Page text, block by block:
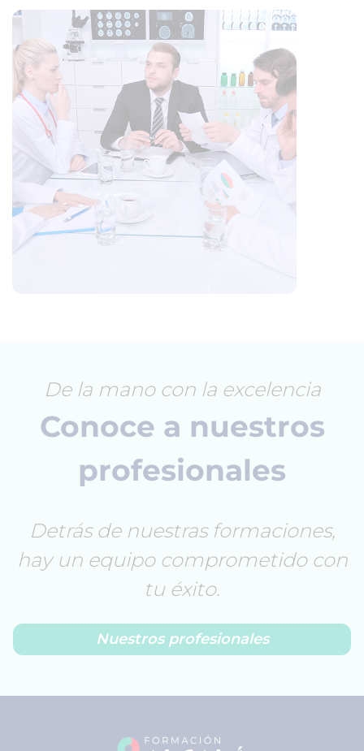
De la mano con la excelencia
Conoce a nuestros
profesionales
Detrás de nuestras formaciones,
hay un equipo comprometido con
tu éxito.
Nuestros profesionales